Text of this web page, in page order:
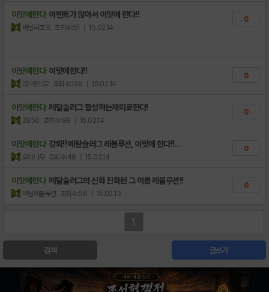
이맛에한다 이벤트가 많아서 이맛에 한다!!
바닐라초쿄 조회수:51 | 15.02.14
0
이맛에한다 이맛에한다!!
S2레드S2 조회수:159 | 15.02.14
0
이맛에한다 메탈슬러그 합성하는재미로한다!
2950 조회수:98 | 15.02.14
0
이맛에한다 강화!! 메탈슬러그 레볼루션, 이맛에 한다!!..
오리나무 조회수:48 | 15.02.14
0
이맛에한다 메탈슬러그의 신화 진화된 그 이름 레볼루션!!
메탈레볼루션 조회수:56 | 15.02.13
0
1
검색 글쓰기